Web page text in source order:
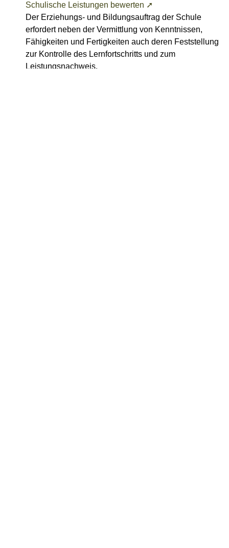
Schulische Leistungen bewerten ➚
Der Erziehungs- und Bildungsauftrag der Schule
erfordert neben der Vermittlung von Kenntnissen,
Fähigkeiten und Fertigkeiten auch deren Feststellung
zur Kontrolle des Lernfortschritts und zum
Leistungsnachweis.